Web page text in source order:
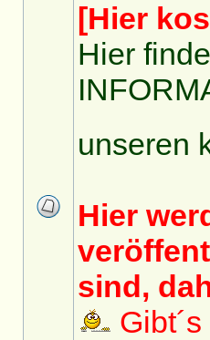
[Hier
Hier
unseren
Hier
sind,